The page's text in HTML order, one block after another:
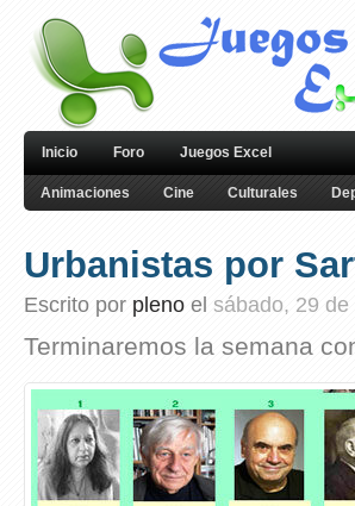
Inicio Foro Juegos Excel
Animaciones Cine Culturales
Urbanistas por
Escrito por pleno el sábado, 29
Terminaremos la semana